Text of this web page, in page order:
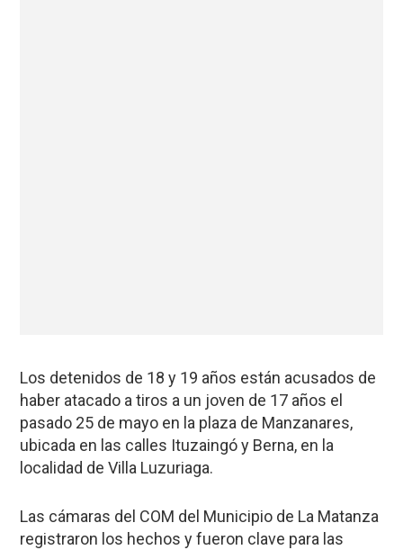
Los detenidos de 18 y 19 años están acusados de
haber atacado a tiros a un joven de 17 años el
pasado 25 de mayo en la plaza de Manzanares,
ubicada en las calles Ituzaingó y Berna, en la
localidad de Villa Luzuriaga.
Las cámaras del COM del Municipio de La Matanza
registraron los hechos y fueron clave para las